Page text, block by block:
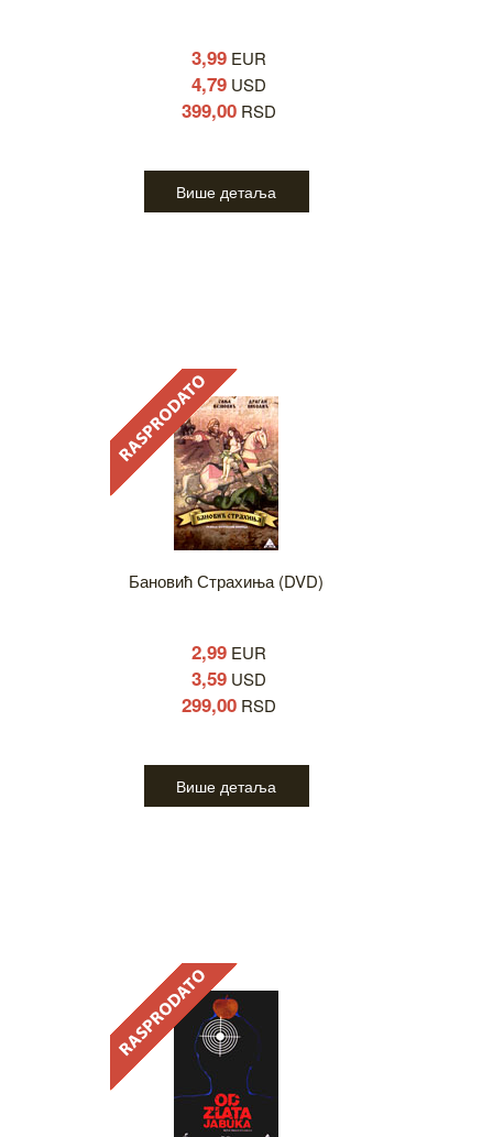
3,99 EUR
4,79 USD
399,00 RSD
Више детаља
Бановић Страхиња (DVD)
2,99 EUR
3,59 USD
299,00 RSD
Више детаља